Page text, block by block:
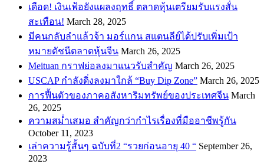
เดือด! เงินเฟ้อยังแผลงฤทธิ์ ตลาดหุ้นเตรียมรับแรงสั่น
สะเทือน! March 28, 2025
​มีคนกลับลำแล้วจ้า มอร์แกน สแตนลีย์ได้ปรับเพิ่มเป้า
หมายดัชนีตลาดหุ้นจีน March 26, 2025
Meituan กราฟย่อลงมาแนวรับสำคัญ March 26, 2025
USCAP กำลังดิ่งลงมาใกล้ “Buy Dip Zone” March 26, 2025
การฟื้นตัวของภาคอสังหาริมทรัพย์ของประเทศจีน March
26, 2025
ความสม่ำเสมอ สำคัญกว่ากำไรเรื่องที่มืออาชีพรู้กัน
October 11, 2023
เล่าความรู้สั้นๆ ฉบับที่2 “รวยก่อนอายุ 40 “ September 26,
2023